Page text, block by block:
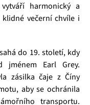
harmonický a
večerní chvíle i
do 19. století, kdy
Earl Grey.
zásilka čaje z Číny
aby se ochránila
transportu.